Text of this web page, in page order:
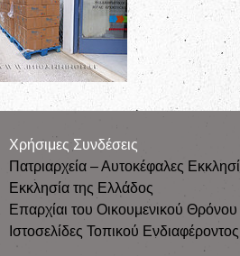
Χρήσιμες Συνδέσεις
Πατριαρχεία – Αυτοκέφαλες
Εκκλησία της Ελλάδος
Επαρχίαι του Οικουμενικού Θρόνου
Ιστοσελίδες Τοπικού Ενδιαφέροντος